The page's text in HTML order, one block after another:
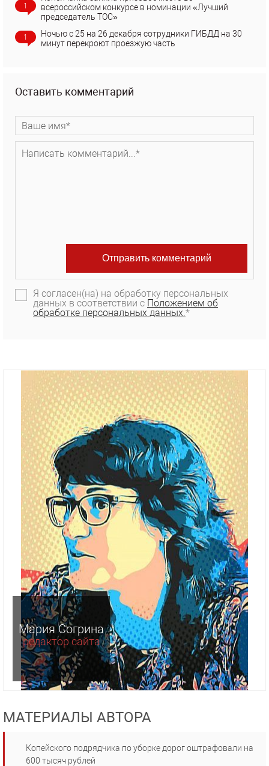
1
всероссийском конкурсе в номинации «Лучший
председатель ТОС»
1
Ночью с 25 на 26 декабря сотрудники ГИБДД на 30
минут перекроют проезжую часть
Оставить комментарий
Я согласен(на) на обработку персональных
данных в соответствии с Положением об
обработке персональных данных.*
Мария Согрина
редактор сайта
МАТЕРИАЛЫ АВТОРА
Копейского подрядчика по уборке дорог оштрафовали на
600 тысяч рублей